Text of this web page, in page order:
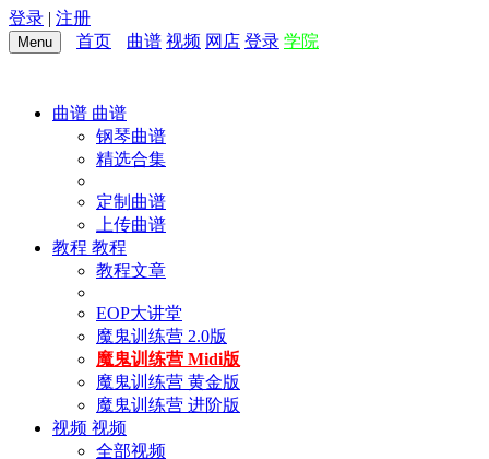
登录 | 注册
Menu 首页 曲谱 视频 网店 登录 学院
曲谱 曲谱
钢琴曲谱
精选合集
定制曲谱
上传曲谱
教程 教程
教程文章
EOP大讲堂
魔鬼训练营 2.0版
魔鬼训练营 Midi版
魔鬼训练营 黄金版
魔鬼训练营 进阶版
视频 视频
全部视频